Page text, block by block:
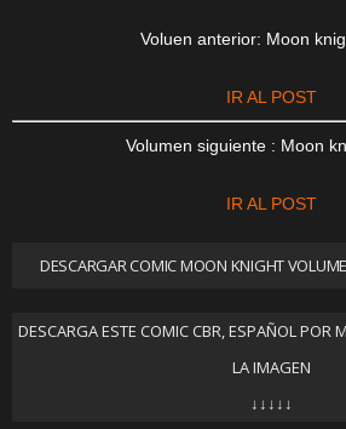
Voluen anterior: Moon
IR AL POST
Volumen siguiente : Moon
IR AL POST
DESCARGAR COMIC MOON KNIGHT
DESCARGA ESTE COMIC CBR, ESPAÑOL POR
LA IMAGEN
↓↓↓↓↓